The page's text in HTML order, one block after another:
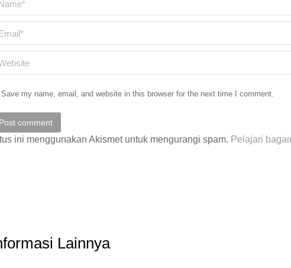
*
Save my name, email, and website in this browser for the next time I comment.
Post comment
ini menggunakan Akismet untuk mengurangi spam. Pelajari
Lainnya